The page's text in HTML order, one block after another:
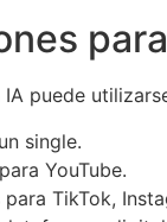
puede
single.
YouTube.
TikTok,